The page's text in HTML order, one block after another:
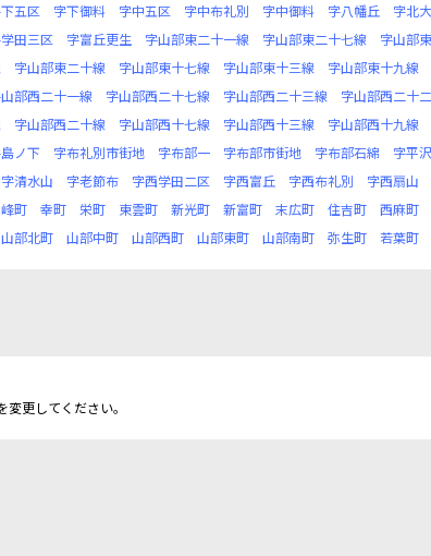
五区 字下御料 字中五区 字中布礼別 字中御料 字八幡丘 字北
田三区 字富丘更生 字山部東二十一線 字山部東二十七線 字山部
字山部東二十線 字山部東十七線 字山部東十三線 字山部東十九線
部西二十一線 字山部西二十七線 字山部西二十三線 字山部西二十
字山部西二十線 字山部西十七線 字山部西十三線 字山部西十九線
ノ下 字布礼別市街地 字布部一 字布部市街地 字布部石綿 字平沢
字清水山 字老節布 字西学田二区 字西富丘 字西布礼別 字西扇山
町 幸町 栄町 東雲町 新光町 新富町 末広町 住吉町 西麻町
山部北町 山部中町 山部西町 山部東町 山部南町 弥生町 若葉町
更してください。